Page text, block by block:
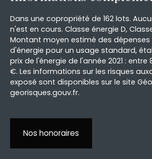
Dans une copropriété de 162 lots.
n'est en cours. Classe énergie D,
Montant moyen estimé des dépenses
d'énergie pour un usage standard,
prix de l'énergie de l'année 2021 : entre
€. Les informations sur les risques
exposé sont disponibles sur le site
georisques.gouv.fr.
Nos honoraires